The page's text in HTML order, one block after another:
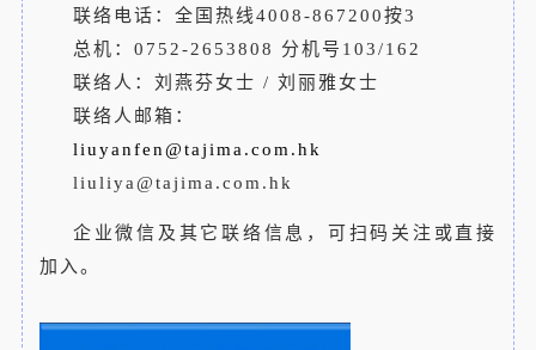
联络电话：全国热线4008-867200按3
总机：0752-2653808 分机号103/162
联络人：刘燕芬女士 / 刘丽雅女士
联络人邮箱：
liuyanfen@tajima.com.hk
liuliya@tajima.com.hk
企业微信及其它联络信息，可扫码关注或直接
加入。